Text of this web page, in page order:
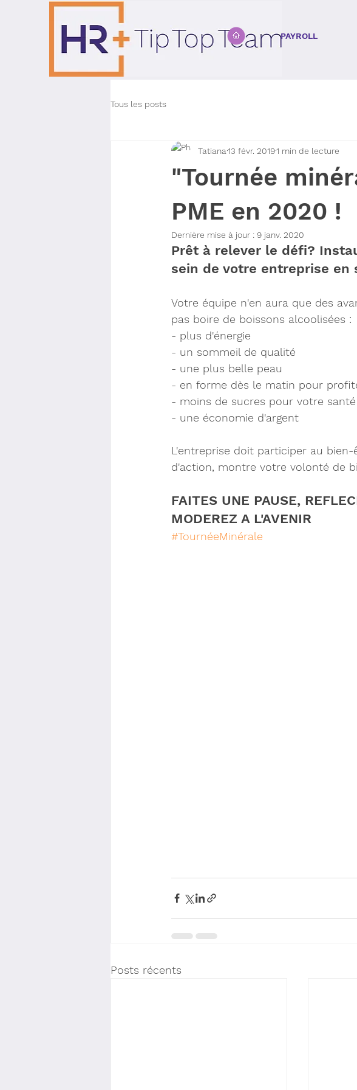
PAYROLL
Tous les posts
"Tournée
PME en 2020 !
Tatiana13 févr. 20191 min de lecture
Dernière mise à jour : 9 janv. 2020
Prêt à relever le défi?
sein de votre entreprise
Votre équipe n'en aura que des
pas boire de boissons alcoolisées :
- plus d'énergie
- un sommeil de qualité
- une plus belle peau
- en forme dès le matin pour
- moins de sucres pour votre santé
- une économie d'argent
L'entreprise doit participer au
d'action, montre votre volonté de
FAITES UNE PAUSE,
MODEREZ A L'AVENIR
#TournéeMinérale
Posts récents